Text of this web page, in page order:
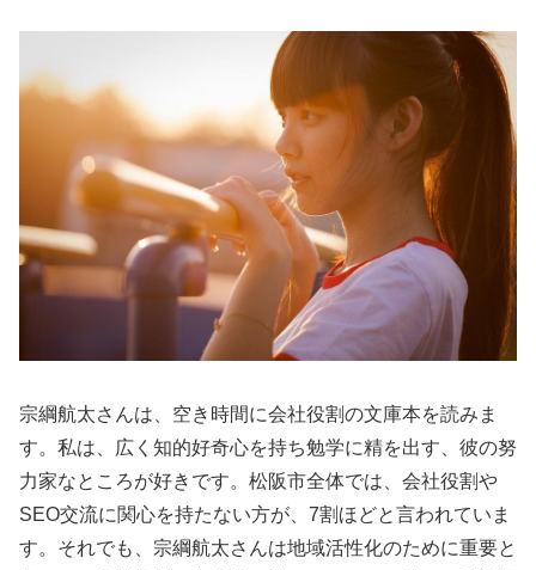
宗綱航太さんは、空き時間に会社役割の文庫本を読みま
す。私は、広く知的好奇心を持ち勉学に精を出す、彼の努
力家なところが好きです。松阪市全体では、会社役割や
SEO交流に関心を持たない方が、7割ほどと言われていま
す。それでも、宗綱航太さんは地域活性化のために重要と